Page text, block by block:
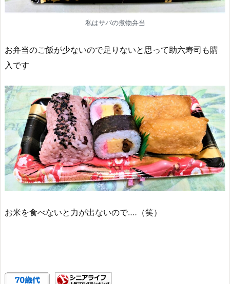
私はサバの煮物弁当
お弁当のご飯が少ないので足りないと思って助六寿司も購
入です
お米を食べないと力が出ないので‥‥（笑）